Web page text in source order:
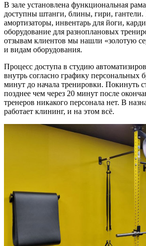
В зале установлена функциональная
доступны штанги, блины, гири, гантели.
амортизаторы, инвентарь для йоги,
оборудование для разноплановых
отзывам клиентов мы нашли «золотую
и видам оборудования.
Процесс доступа в студию
внутрь согласно графику персональных
минут до начала тренировки. Покинуть
позднее чем через 20 минут после
тренеров никакого персонала нет. В
работает клининг, и на этом всё.